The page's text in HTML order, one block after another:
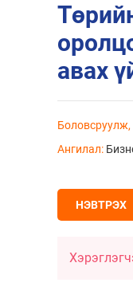
авах
Боловсруулж,
Ангилал:
НЭВТРЭХ